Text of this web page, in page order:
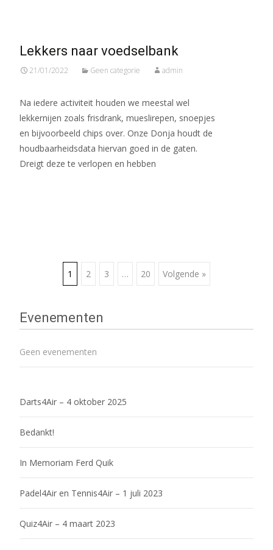
Lekkers naar voedselbank
21/01/2022 Geen categorie admin
Na iedere activiteit houden we meestal wel
lekkernijen zoals frisdrank, mueslirepen, snoepjes
en bijvoorbeeld chips over. Onze Donja houdt de
houdbaarheidsdata hiervan goed in de gaten.
Dreigt deze te verlopen en hebben
Berichtennavigatie
1 2 3 … 20 Volgende »
Evenementen
Geen evenementen
Darts4Air – 4 oktober 2025
Bedankt!
In Memoriam Ferd Quik
Padel4Air en Tennis4Air – 1 juli 2023
Quiz4Air – 4 maart 2023